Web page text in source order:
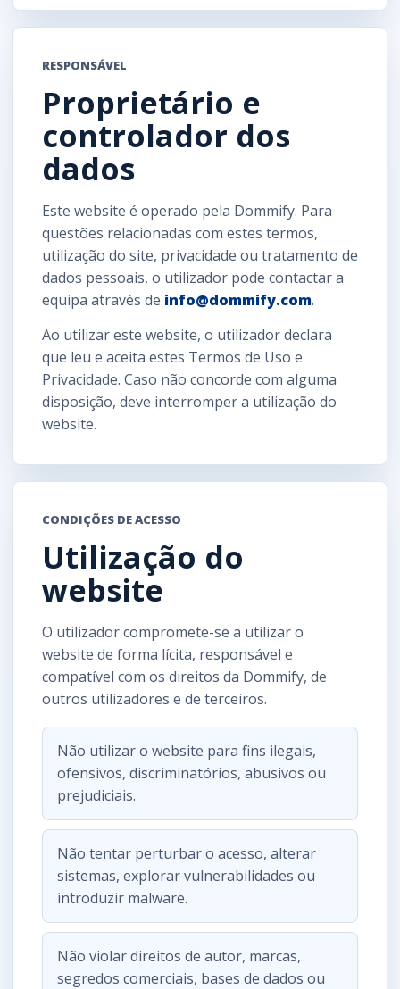
RESPONSÁVEL
Proprietário e
controlador dos
dados
Este website é operado pela Dommify. Para
questões relacionadas com estes termos,
utilização do site, privacidade ou tratamento de
dados pessoais, o utilizador pode contactar a
equipa através de info@dommify.com.
Ao utilizar este website, o utilizador declara
que leu e aceita estes Termos de Uso e
Privacidade. Caso não concorde com alguma
disposição, deve interromper a utilização do
website.
CONDIÇÕES DE ACESSO
Utilização do
website
O utilizador compromete-se a utilizar o
website de forma lícita, responsável e
compatível com os direitos da Dommify, de
outros utilizadores e de terceiros.
Não utilizar o website para fins ilegais,
ofensivos, discriminatórios, abusivos ou
prejudiciais.
Não tentar perturbar o acesso, alterar
sistemas, explorar vulnerabilidades ou
introduzir malware.
Não violar direitos de autor, marcas,
segredos comerciais, bases de dados ou